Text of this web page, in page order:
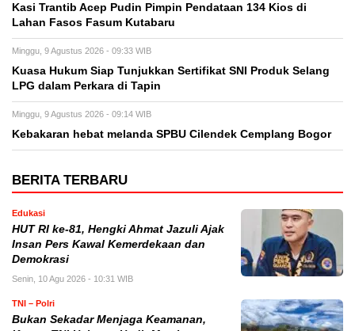
Kasi Trantib Acep Pudin Pimpin Pendataan 134 Kios di
Lahan Fasos Fasum Kutabaru
Minggu, 9 Agustus 2026 - 09:33 WIB
Kuasa Hukum Siap Tunjukkan Sertifikat SNI Produk Selang
LPG dalam Perkara di Tapin
Minggu, 9 Agustus 2026 - 09:14 WIB
Kebakaran hebat melanda SPBU Cilendek Cemplang Bogor
BERITA TERBARU
Edukasi
HUT RI ke-81, Hengki Ahmat Jazuli Ajak
Insan Pers Kawal Kemerdekaan dan
Demokrasi
Senin, 10 Agu 2026 - 10:31 WIB
TNI – Polri
Bukan Sekadar Menjaga Keamanan,